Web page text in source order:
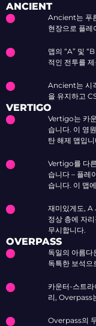
ANCIENT
Ancient는 푸
현장으로 플레
맵의 “A” 및
적인 전투를
Ancient는 시
을 유지하고
VERTIGO
Vertigo는 카
습니다. 이 영
탄 해제 맵입니
Vertigo를 다
습니다 – 플레
습니다. 이 맵
재미있게도, A
정상 층에 자
무시합니다.
OVERPASS
독일의 아름
독특한 보석으
카운터-스트라
리, Overpass
Overpass의